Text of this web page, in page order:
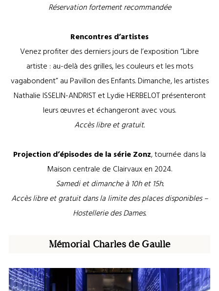
Réservation fortement recommandée
Rencontres d’artistes
Venez profiter des derniers jours de l’exposition “Libre
artiste : au-delà des grilles, les couleurs et les mots
vagabondent” au Pavillon des Enfants. Dimanche, les artistes
Nathalie ISSELIN-ANDRIST et Lydie HERBELOT présenteront
leurs œuvres et échangeront avec vous.
Accès libre et gratuit.
Projection d’épisodes de la série Zonz, tournée dans la
Maison centrale de Clairvaux en 2024.
Samedi et dimanche à 10h et 15h.
Accès libre et gratuit dans la limite des places disponibles –
Hostellerie des Dames.
Mémorial Charles de Gaulle